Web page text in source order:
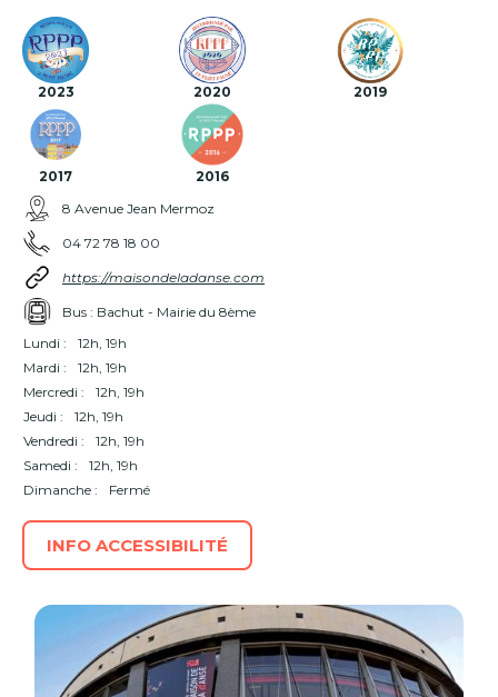
2023 2020 2019
2017
2016
8 Avenue Jean Mermoz
04 72 78 18 00
https://maisondeladanse.com
Bus : Bachut - Mairie du 8ème
Lundi :
12h, 19h
Mardi :
12h, 19h
Mercredi :
12h, 19h
Jeudi :
12h, 19h
Vendredi :
12h, 19h
Samedi :
12h, 19h
Dimanche :
Fermé
INFO ACCESSIBILITÉ